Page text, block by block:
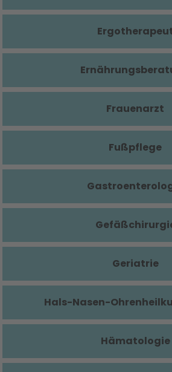
Frauenarzt
Fußpflege
Geriatrie
Hals-Nasen-
Hämatologie